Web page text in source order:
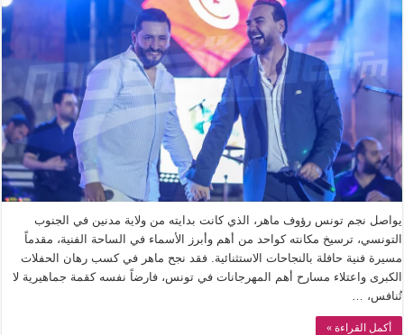
يواصل نجم تونس رؤوف ماهر، الذي كانت بدايته من ولاية مدنين في الجنوب
التونسي، ترسيخ مكانته كواحد من أهم وأبرز الأسماء في الساحة الفنية، مقدماً
مسيرة فنية حافلة بالنجاحات الاستثنائية. فقد نجح ماهر في كسب رهان الحفلات
الكبرى واعتلاء مسارح أهم المهرجانات في تونس، فارضاً نفسه كقمة جماهيرية لا
تُنافس، …
أكمل القراءة »